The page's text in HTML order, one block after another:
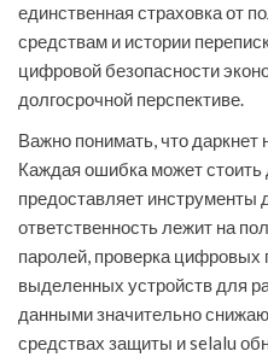
единственная страховка от
средствам и истории
цифровой безопасности
долгосрочной перспективе.
Важно понимать, что даркнет
Каждая ошибка может стоить
предоставляет инструменты
ответственность лежит на
паролей, проверка цифровых
выделенных устройств для
данными значительно
средствах защиты и selalu